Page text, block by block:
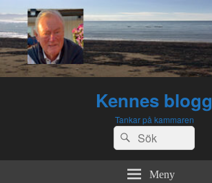
Kennes blogg
Tankar på kammaren
Sök
efter:
Sök
Meny